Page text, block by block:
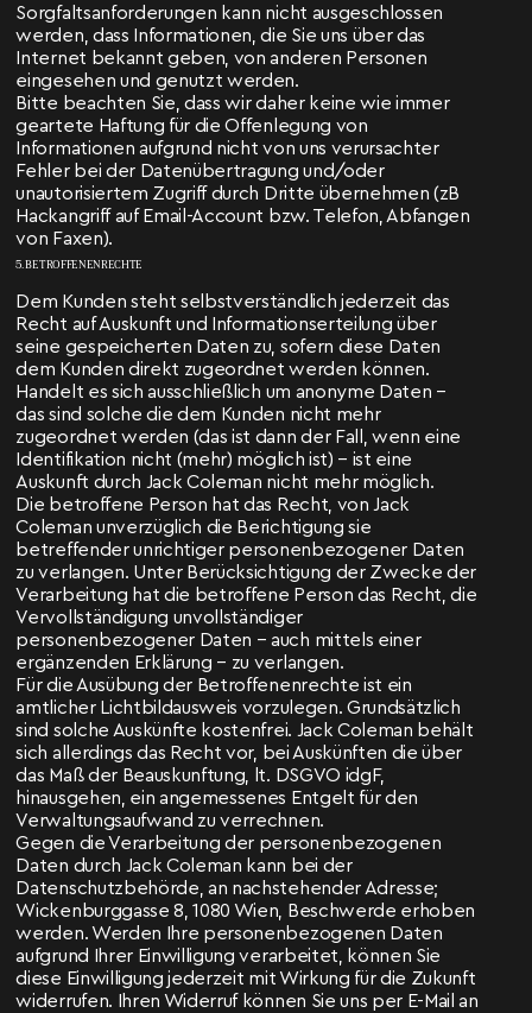
Sorgfaltsanforderungen kann nicht ausgeschlossen
werden, dass Informationen, die Sie uns über das
Internet bekannt geben, von anderen Personen
eingesehen und genutzt werden.
Bitte beachten Sie, dass wir daher keine wie immer
geartete Haftung für die Offenlegung von
Informationen aufgrund nicht von uns verursachter
Fehler bei der Datenübertragung und/oder
unautorisiertem Zugriff durch Dritte übernehmen (zB
Hackangriff auf Email-Account bzw. Telefon, Abfangen
von Faxen).
5. BETROFFENENRECHTE
Dem Kunden steht selbstverständlich jederzeit das
Recht auf Auskunft und Informationserteilung über
seine gespeicherten Daten zu, sofern diese Daten
dem Kunden direkt zugeordnet werden können.
Handelt es sich ausschließlich um anonyme Daten –
das sind solche die dem Kunden nicht mehr
zugeordnet werden (das ist dann der Fall, wenn eine
Identifikation nicht (mehr) möglich ist) – ist eine
Auskunft durch Jack Coleman nicht mehr möglich.
Die betroffene Person hat das Recht, von Jack
Coleman unverzüglich die Berichtigung sie
betreffender unrichtiger personenbezogener Daten
zu verlangen. Unter Berücksichtigung der Zwecke der
Verarbeitung hat die betroffene Person das Recht, die
Vervollständigung unvollständiger
personenbezogener Daten – auch mittels einer
ergänzenden Erklärung – zu verlangen.
Für die Ausübung der Betroffenenrechte ist ein
amtlicher Lichtbildausweis vorzulegen. Grundsätzlich
sind solche Auskünfte kostenfrei. Jack Coleman behält
sich allerdings das Recht vor, bei Auskünften die über
das Maß der Beauskunftung, lt. DSGVO idgF,
hinausgehen, ein angemessenes Entgelt für den
Verwaltungsaufwand zu verrechnen.
Gegen die Verarbeitung der personenbezogenen
Daten durch Jack Coleman kann bei der
Datenschutzbehörde, an nachstehender Adresse;
Wickenburggasse 8, 1080 Wien, Beschwerde erhoben
werden. Werden Ihre personenbezogenen Daten
aufgrund Ihrer Einwilligung verarbeitet, können Sie
diese Einwilligung jederzeit mit Wirkung für die Zukunft
widerrufen. Ihren Widerruf können Sie uns per E-Mail an